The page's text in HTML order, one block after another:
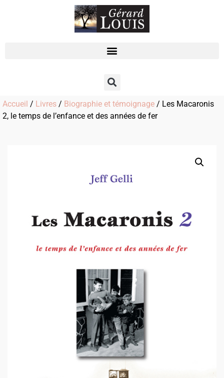
Accueil / Livres / Biographie et témoignage / Les Macaronis
2, le temps de l’enfance et des années de fer